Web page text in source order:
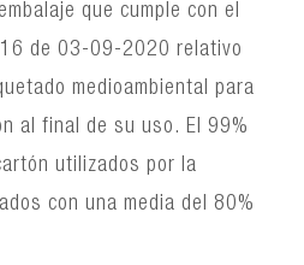
que cumple con el
de 03-09-2020 relativo
medioambiental para
al final de su uso. El 99%
utilizados por la
con una media del 80%